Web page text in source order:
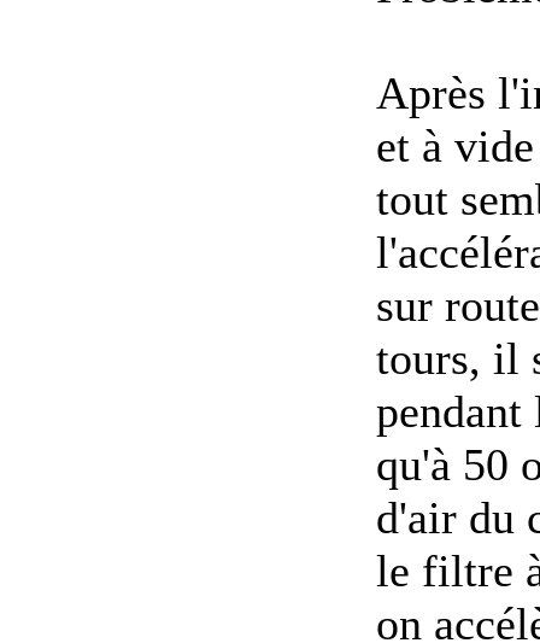
Après
et à
tout
sur
tours, il
qu'à 50
d'air du
le filtre
on